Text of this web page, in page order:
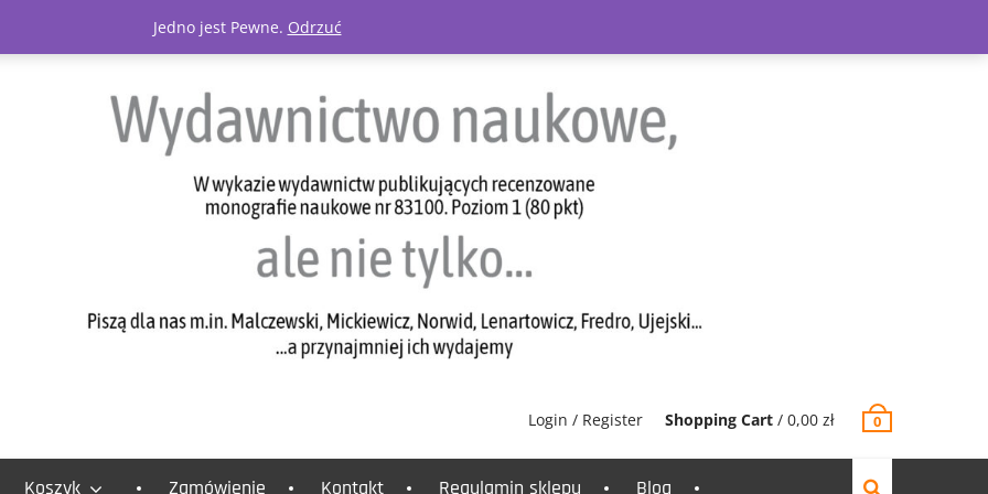
Login / Register Shopping Cart / 0,00 zł 0
Koszyk Zamówienie Kontakt Regulamin sklepu Blog
Jedno jest Pewne. Odrzuć